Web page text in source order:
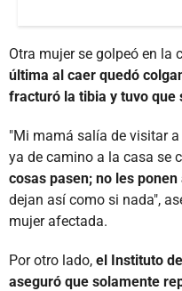
Otra mujer se golpeó en la
última al caer quedó
fracturó la tibia y tuvo que
"Mi mamá salía de visitar
ya de camino a la casa se
cosas pasen; no les
dejan así como si nada",
mujer afectada.
Por otro lado, el Instituto
aseguró que solamente